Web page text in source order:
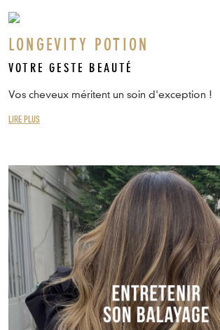
LONGEVITY POTION
VOTRE GESTE BEAUTÉ
Vos cheveux méritent un soin d'exception !
LIRE PLUS